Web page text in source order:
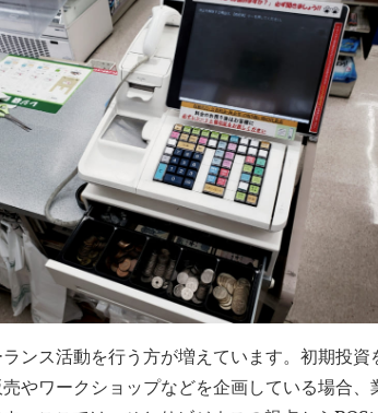
ンス活動を行う方が増えています。初期投
やワークショップなどを企画している場合